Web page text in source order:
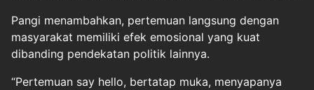
Pangi menambahkan, pertemuan langsung dengan
masyarakat memiliki efek emosional yang kuat
dibanding pendekatan politik lainnya.
“Pertemuan say hello, bertatap muka, menyapanya